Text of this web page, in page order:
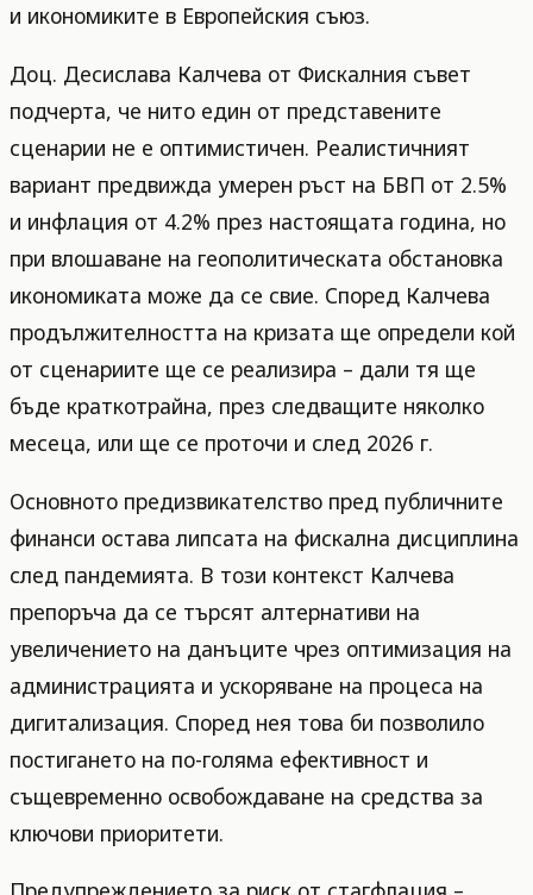
и икономиките в Европейския съюз.
Доц. Десислава Калчева от Фискалния съвет
подчерта, че нито един от представените
сценарии не е оптимистичен. Реалистичният
вариант предвижда умерен ръст на БВП от 2.5%
и инфлация от 4.2% през настоящата година, но
при влошаване на геополитическата обстановка
икономиката може да се свие. Според Калчева
продължителността на кризата ще определи кой
от сценариите ще се реализира – дали тя ще
бъде краткотрайна, през следващите няколко
месеца, или ще се проточи и след 2026 г.
Основното предизвикателство пред публичните
финанси остава липсата на фискална дисциплина
след пандемията. В този контекст Калчева
препоръча да се търсят алтернативи на
увеличението на данъците чрез оптимизация на
администрацията и ускоряване на процеса на
дигитализация. Според нея това би позволило
постигането на по-голяма ефективност и
същевременно освобождаване на средства за
ключови приоритети.